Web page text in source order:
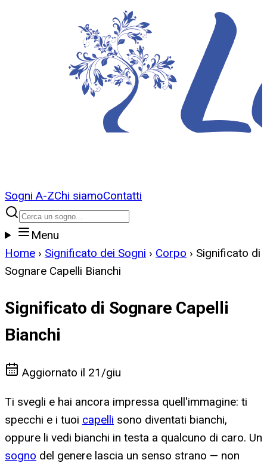
Sogni A-ZChi siamoContatti
Menu
Home › Significato dei Sogni › Corpo › Significato di
Sognare Capelli Bianchi
Significato di Sognare Capelli
Bianchi
Aggiornato il 21/giu
Ti svegli e hai ancora impressa quell'immagine: ti
specchi e i tuoi capelli sono diventati bianchi,
oppure li vedi bianchi in testa a qualcuno di caro. Un
sogno del genere lascia un senso strano — non